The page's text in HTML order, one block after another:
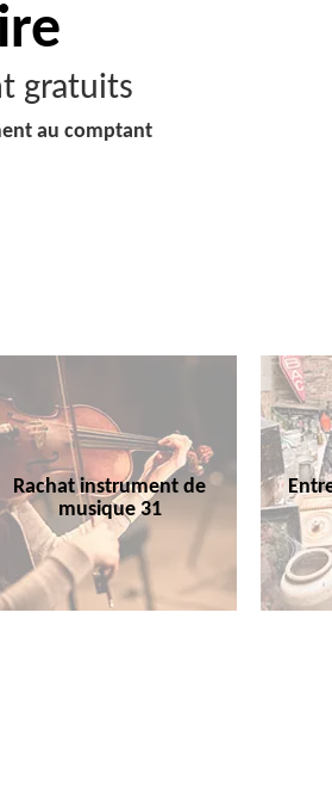
gratuits
au comptant
Rachat instrument de
musique 31